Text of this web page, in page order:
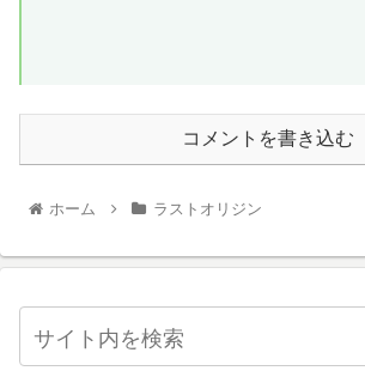
コメントを書き込む
ホーム ラストオリジン